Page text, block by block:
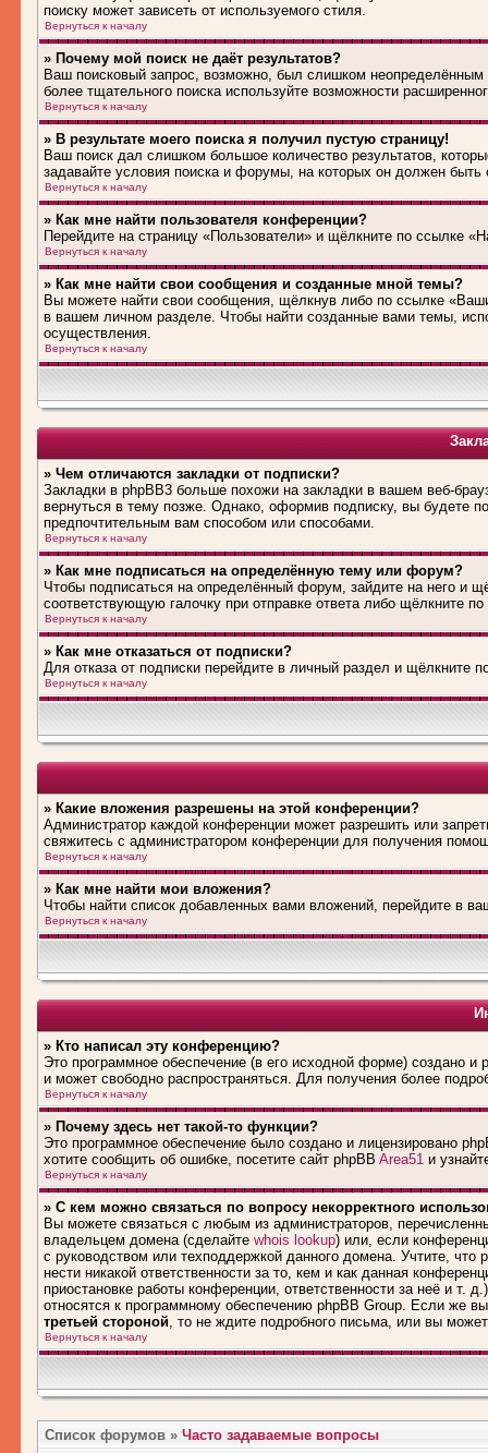
поиску может зависеть от используемого стиля.
Вернуться к началу
» Почему мой поиск не даёт результатов?
Ваш поисковый запрос, возможно, был слишком
более тщательного поиска используйте возможности
Вернуться к началу
» В результате моего поиска я получил пустую страницу!
Ваш поиск дал слишком большое количество результатов,
задавайте условия поиска и форумы, на которых он должен быть
Вернуться к началу
» Как мне найти пользователя конференции?
Перейдите на страницу «Пользователи» и щёлкните по ссылке
Вернуться к началу
» Как мне найти свои сообщения и созданные мной темы?
Вы можете найти свои сообщения, щёлкнув либо по ссылке
в вашем личном разделе. Чтобы найти созданные вами темы,
осуществления.
Вернуться к началу
» Чем отличаются закладки от подписки?
Закладки в phpBB3 больше похожи на закладки в вашем веб-
вернуться в тему позже. Однако, оформив подписку, вы будете
предпочтительным вам способом или способами.
Вернуться к началу
» Как мне подписаться на определённую тему или форум?
Чтобы подписаться на определённый форум, зайдите на него и
соответствующую галочку при отправке ответа либо щёлкните
Вернуться к началу
» Как мне отказаться от подписки?
Для отказа от подписки перейдите в личный раздел и щёлкните
Вернуться к началу
» Какие вложения разрешены на этой конференции?
Администратор каждой конференции может разрешить или
свяжитесь с администратором конференции для получения
Вернуться к началу
» Как мне найти мои вложения?
Чтобы найти список добавленных вами вложений, перейдите в
Вернуться к началу
» Кто написал эту конференцию?
Это программное обеспечение (в его исходной форме) создано и
и может свободно распространяться. Для получения более
Вернуться к началу
» Почему здесь нет такой-то функции?
Это программное обеспечение было создано и лицензировано
хотите сообщить об ошибке, посетите сайт phpBB Area51 и
Вернуться к началу
» С кем можно связаться по вопросу некорректного
Вы можете связаться с любым из администраторов,
владельцем домена (сделайте whois lookup) или, если
с руководством или техподдержкой данного домена. Учтите, что
нести никакой ответственности за то, кем и как данная
приостановке работы конференции, ответственности за неё и т.
относятся к программному обеспечению phpBB Group. Если же
третьей стороной, то не ждите подробного письма, или вы
Вернуться к началу
Список форумов » Часто задаваемые вопросы